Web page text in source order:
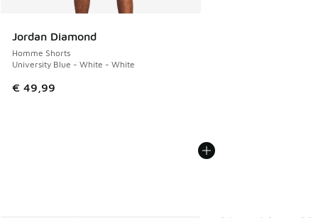
Jordan Diamond
Homme Shorts
University Blue - White - White
€ 49,99